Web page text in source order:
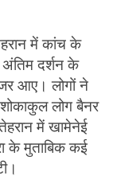
में कांच के
अंतिम दर्शन के
आए। लोगों ने
लोग बैनर
में खामेनेई
के मुताबिक कई